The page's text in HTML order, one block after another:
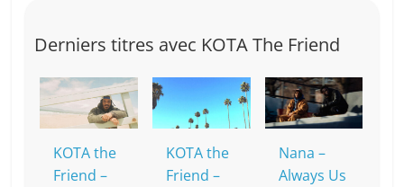
e
b
o
o
k
p
c
h
at
s
A
p
p
y
Li
n
k
g
er
Derniers titres avec KOTA The Friend
KOTA the
Friend –
KOTA the
Friend –
Nana –
Always Us